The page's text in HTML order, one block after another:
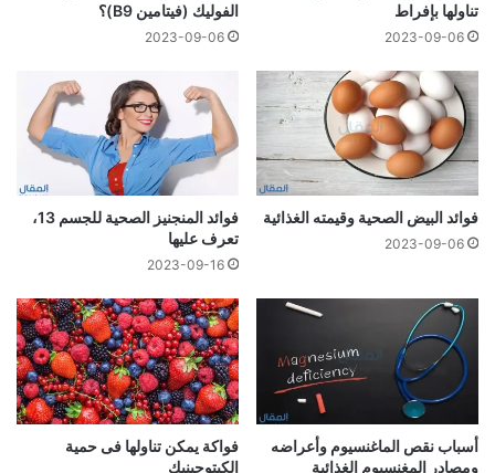
تناولها بإفراط
2023-09-06
الفوليك (فيتامين B9)؟
2023-09-06
فوائد البيض الصحية وقيمته الغذائية
2023-09-06
فوائد المنجنيز الصحية للجسم 13،
تعرف عليها
2023-09-16
أسباب نقص الماغنسيوم وأعراضه
ومصادر المغنسيوم الغذائية
فواكة يمكن تناولها فى حمية
الكيتوجينيك